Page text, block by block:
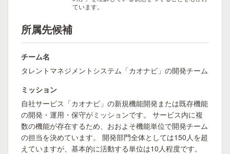
ています。
所属先候補
チーム名
タレントマネジメントシステム「カオナビ」の開発チーム
ミッション
自社サービス「カオナビ」の新規機能開発または既存機能
の開発・運用・保守がミッションです。 サービス内に複
数の機能が存在するため、おおよそ機能単位で開発チーム
の担当を決めています。 開発部門全体としては150人を超
えていますが、基本的に活動する単位は10人程度です。